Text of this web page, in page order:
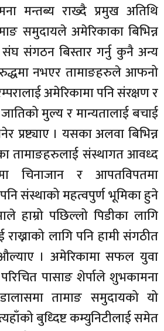
मन्तब्य राख्दै प्रमुख अतिथि
समुदायले अमेरिकाका बिभिन्न
संगठन बिस्तार गर्नु कुनै अन्य
नभएर तामाङहरुले आफनो
अमेरिकामा पनि संरक्षण र
मुल्य र मान्यतालाई बचाई
प्रष्ट्याए । यसका अलवा बिभिन्न
तामाङहरुलाई संस्थागत आवध्द
चिनाजान र आपतविपतमा
संस्थाको महत्वपुर्ण भूमिका हुने
हाम्रो पछिल्लो पिडीका लागि
लागि पनि हामी संगठीत
। अमेरिकामा सफल युवा
पासाङ शेर्पाले शुभकामना
तामाङ समुदायको यो
बुध्दिष्ट कम्युनिटीलाई समेत